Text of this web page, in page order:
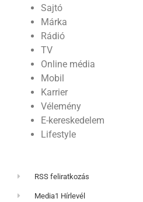
Sajtó
Márka
Rádió
TV
Online média
Mobil
Karrier
Vélemény
E-kereskedelem
Lifestyle
RSS feliratkozás
Media1 Hírlevél